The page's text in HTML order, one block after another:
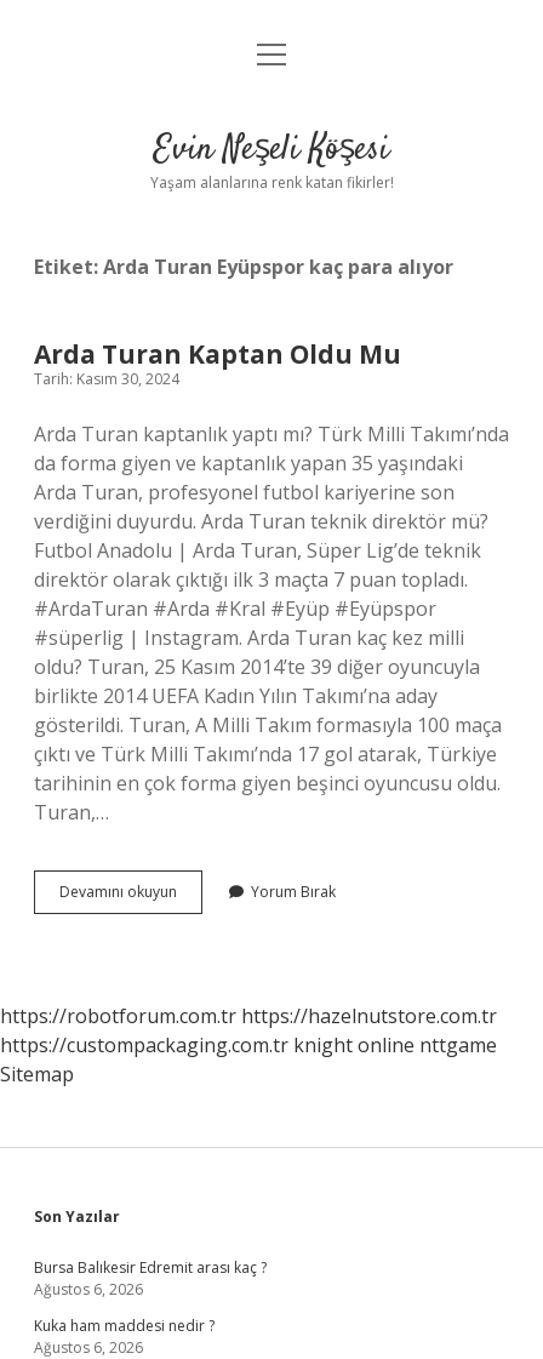
Anasayfa
Yasal Uyarı
menüyü
Evin Neşeli Köşesi
Yaşam alanlarına renk katan fikirler!
Etiket:Arda Turan Eyüpspor kaç para alıyor
Arda Turan Kaptan Oldu Mu
Tarih: Kasım 30, 2024
Arda Turan kaptanlık yaptı mı? Türk Milli Takımı’nda
da forma giyen ve kaptanlık yapan 35 yaşındaki
Arda Turan, profesyonel futbol kariyerine son
verdiğini duyurdu. Arda Turan teknik direktör mü?
Futbol Anadolu | Arda Turan, Süper Lig’de teknik
direktör olarak çıktığı ilk 3 maçta 7 puan topladı.
#ArdaTuran #Arda #Kral #Eyüp #Eyüpspor
#süperlig | Instagram. Arda Turan kaç kez milli
oldu? Turan, 25 Kasım 2014’te 39 diğer oyuncuyla
birlikte 2014 UEFA Kadın Yılın Takımı’na aday
gösterildi. Turan, A Milli Takım formasıyla 100 maça
çıktı ve Türk Milli Takımı’nda 17 gol atarak, Türkiye
tarihinin en çok forma giyen beşinci oyuncusu oldu.
Turan,…
Devamını okuyun
Turan
Yorum Bırak
https://robotforum.com.tr https://hazelnutstore.com.tr
https://custompackaging.com.tr knight online nttgame
Sitemap
Sidebar
Son Yazılar
Bursa Balıkesir Edremit arası kaç ?
Ağustos 6, 2026
Kuka ham maddesi nedir ?
Ağustos 6, 2026